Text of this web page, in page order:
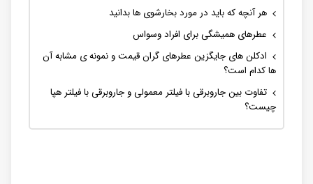
هر آنچه که باید در مورد بخارشوی ها بدانید
عطرهای همیشگی برای افراد وسواس
ادکلن های جایگزین عطرهای گران قیمت و نمونه ی مشابه آن
ها کدام است؟
تفاوت بین جاروبرقی با فیلتر معمولی و جاروبرقی با فیلتر هپا
چیست؟